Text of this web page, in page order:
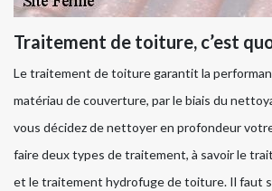
Traitement de toiture, c’est
Le traitement de toiture garantit la
matériau de couverture, par le biais du
vous décidez de nettoyer en profondeur
faire deux types de traitement, à savoir le
et le traitement hydrofuge de toiture. Il faut